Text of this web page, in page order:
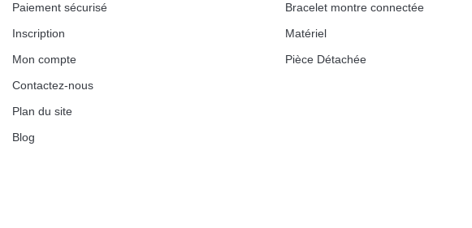
Paiement sécurisé
Inscription
Mon compte
Contactez-nous
Plan du site
Blog
Bracelet montre connectée
Matériel
Pièce Détachée